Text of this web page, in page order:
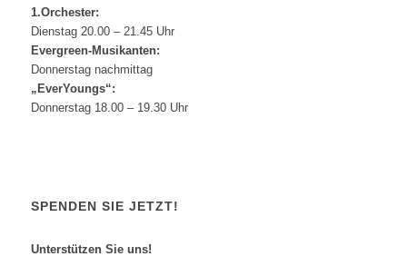
1.Orchester:
Dienstag 20.00 – 21.45 Uhr
Evergreen-Musikanten:
Donnerstag nachmittag
„EverYoungs“:
Donnerstag 18.00 – 19.30 Uhr
SPENDEN SIE JETZT!
Unterstützen Sie uns!